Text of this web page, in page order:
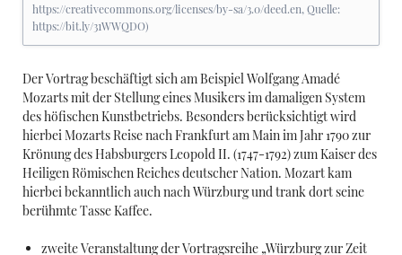
https://creativecommons.org/licenses/by-sa/3.0/deed.en, Quelle:
https://bit.ly/31WWQDO)
Der Vortrag beschäftigt sich am Beispiel Wolfgang Amadé
Mozarts mit der Stellung eines Musikers im damaligen System
des höfischen Kunstbetriebs. Besonders berücksichtigt wird
hierbei Mozarts Reise nach Frankfurt am Main im Jahr 1790 zur
Krönung des Habsburgers Leopold II. (1747-1792) zum Kaiser des
Heiligen Römischen Reiches deutscher Nation. Mozart kam
hierbei bekanntlich auch nach Würzburg und trank dort seine
berühmte Tasse Kaffee.
zweite Veranstaltung der Vortragsreihe „Würzburg zur Zeit